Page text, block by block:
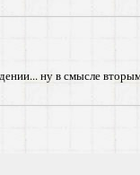
ну в смысле